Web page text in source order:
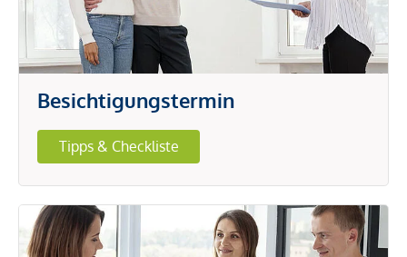
Besichtigungstermin
Tipps & Checkliste